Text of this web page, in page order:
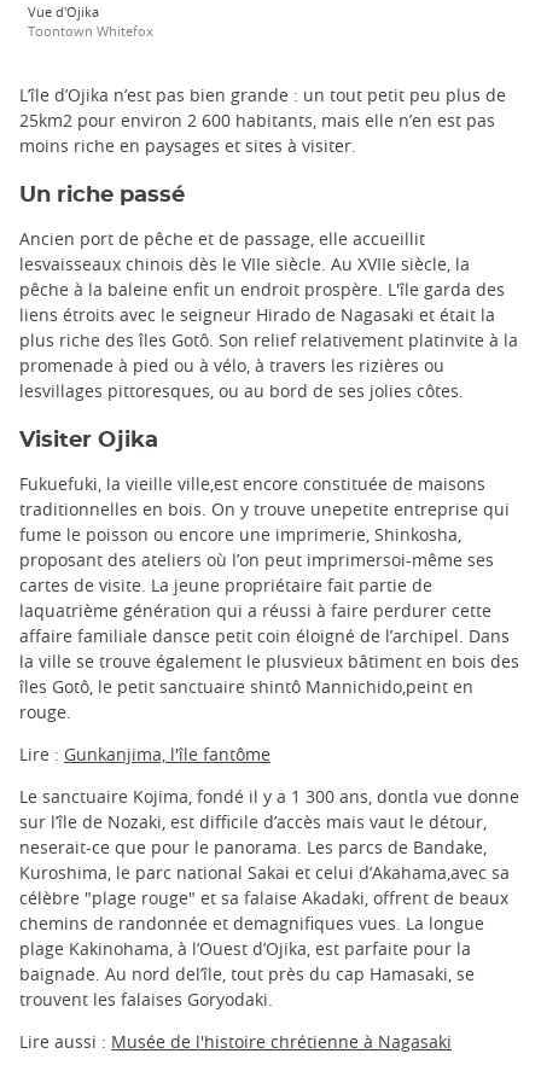
Vue d'Ojika
Toontown Whitefox
L’île d’Ojika n’est pas bien grande : un tout petit peu plus de
25km2 pour environ 2 600 habitants, mais elle n’en est pas
moins riche en paysages et sites à visiter.
Un riche passé
Ancien port de pêche et de passage, elle accueillit
lesvaisseaux chinois dès le VIIe siècle. Au XVIIe siècle, la
pêche à la baleine enfit un endroit prospère. L'île garda des
liens étroits avec le seigneur Hirado de Nagasaki et était la
plus riche des îles Gotô. Son relief relativement platinvite à la
promenade à pied ou à vélo, à travers les rizières ou
lesvillages pittoresques, ou au bord de ses jolies côtes.
Visiter Ojika
Fukuefuki, la vieille ville,est encore constituée de maisons
traditionnelles en bois. On y trouve unepetite entreprise qui
fume le poisson ou encore une imprimerie, Shinkosha,
proposant des ateliers où l’on peut imprimersoi-même ses
cartes de visite. La jeune propriétaire fait partie de
laquatrième génération qui a réussi à faire perdurer cette
affaire familiale dansce petit coin éloigné de l’archipel. Dans
la ville se trouve également le plusvieux bâtiment en bois des
îles Gotô, le petit sanctuaire shintô Mannichido,peint en
rouge.
Lire : Gunkanjima, l'île fantôme
Le sanctuaire Kojima, fondé il y a 1 300 ans, dontla vue donne
sur l’île de Nozaki, est difficile d’accès mais vaut le détour,
neserait-ce que pour le panorama. Les parcs de Bandake,
Kuroshima, le parc national Sakai et celui d’Akahama,avec sa
célèbre "plage rouge" et sa falaise Akadaki, offrent de beaux
chemins de randonnée et demagnifiques vues. La longue
plage Kakinohama, à l’Ouest d’Ojika, est parfaite pour la
baignade. Au nord del’île, tout près du cap Hamasaki, se
trouvent les falaises Goryodaki.
Lire aussi : Musée de l'histoire chrétienne à Nagasaki